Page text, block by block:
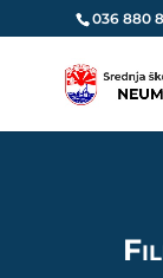
036 880